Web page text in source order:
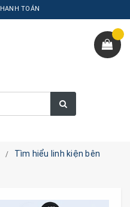
TOÁN
Tìm hiểu linh kiện bên